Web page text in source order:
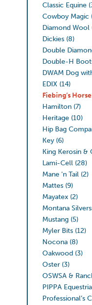
Classic Equine
Cowboy Magic
Diamond Wool
Dickies (8)
Double
Double-H
DWAM Dog
EDIX (14)
Fiebing’s
Hamilton (7)
Heritage (10)
Hip Bag
Key (6)
King Kerosin &
Lami-Cell (28)
Mane 'n Tail (2)
Mattes (9)
Mayatex (2)
Montana
Mustang (5)
Myler Bits (12)
Nocona (8)
Oakwood (3)
Oster (3)
OSWSA &
PIPPA
Professional’s